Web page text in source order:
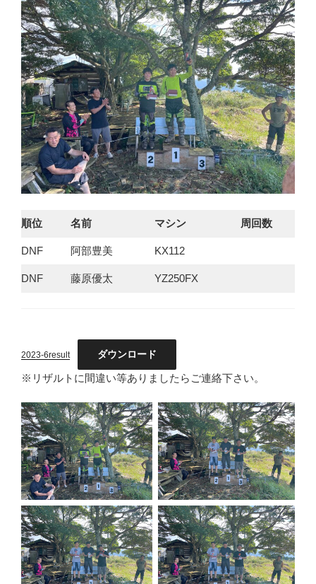
順位 名前 マシン 周回数
DNF 阿部豊美 KX112
DNF 藤原優太 YZ250FX
2023-6result ダウンロード
※リザルトに間違い等ありましたらご連絡下さい。